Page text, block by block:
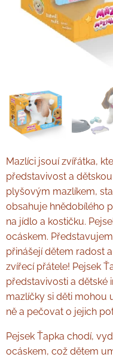
Mazlíci jsouí zvířátka,
představivost a
plyšovým mazlíkem,
obsahuje hnědobílého
na jídlo a kostičku.
ocáskem.
přinášejí dětem radost
zvířecí přátele! Pejsek
představivosti a dětské
mazlíčky si děti mohou
ně a pečovat o jejich
Pejsek Ťapka chodí,
ocáskem, což dětem